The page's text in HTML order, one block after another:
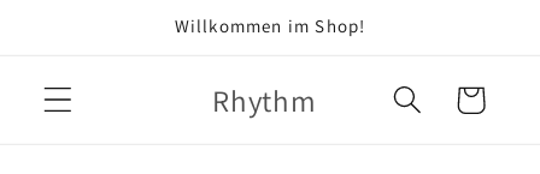
Willkommen im Shop!
Rhythm Warenkorb